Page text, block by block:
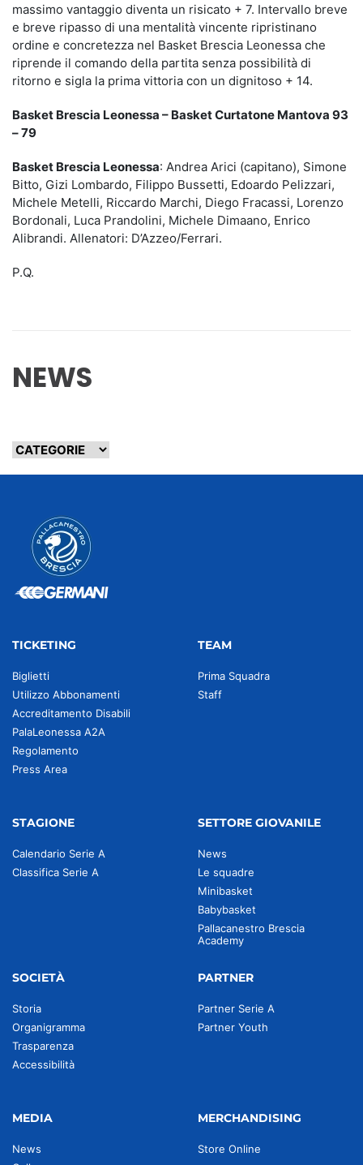
massimo vantaggio diventa un risicato + 7. Intervallo breve
e breve ripasso di una mentalità vincente ripristinano
ordine e concretezza nel Basket Brescia Leonessa che
riprende il comando della partita senza possibilità di
ritorno e sigla la prima vittoria con un dignitoso + 14.
Basket Brescia Leonessa – Basket Curtatone Mantova 93
– 79
Basket Brescia Leonessa: Andrea Arici (capitano), Simone
Bitto, Gizi Lombardo, Filippo Bussetti, Edoardo Pelizzari,
Michele Metelli, Riccardo Marchi, Diego Fracassi, Lorenzo
Bordonali, Luca Prandolini, Michele Dimaano, Enrico
Alibrandi. Allenatori: D’Azzeo/Ferrari.
P.Q.
NEWS
TICKETING
Biglietti
Utilizzo Abbonamenti
Accreditamento Disabili
PalaLeonessa A2A
Regolamento
Press Area
TEAM
Prima Squadra
Staff
STAGIONE
Calendario Serie A
Classifica Serie A
SETTORE GIOVANILE
News
Le squadre
Minibasket
Babybasket
Pallacanestro Brescia
Academy
SOCIETÀ
Storia
Organigramma
Trasparenza
Accessibilità
PARTNER
Partner Serie A
Partner Youth
MEDIA
News
MERCHANDISING
Store Online